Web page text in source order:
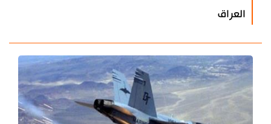
العراق